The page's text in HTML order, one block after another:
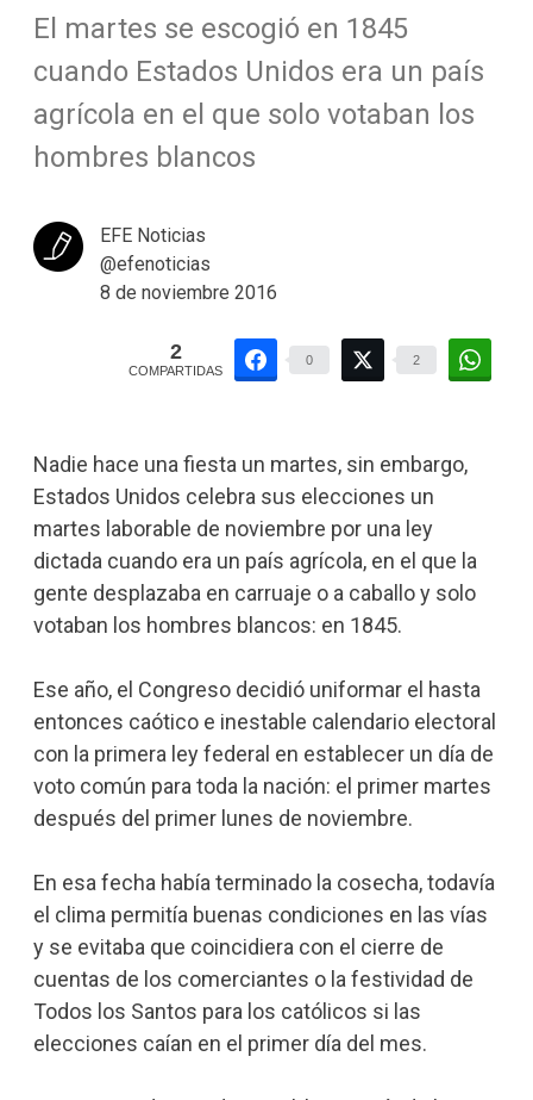
El martes se escogió en 1845
cuando Estados Unidos era un país
agrícola en el que solo votaban los
hombres blancos
EFE Noticias
@efenoticias
8 de noviembre 2016
2
COMPARTIDAS
0 2
Nadie hace una fiesta un martes, sin embargo,
Estados Unidos celebra sus elecciones un
martes laborable de noviembre por una ley
dictada cuando era un país agrícola, en el que la
gente desplazaba en carruaje o a caballo y solo
votaban los hombres blancos: en 1845.
Ese año, el Congreso decidió uniformar el hasta
entonces caótico e inestable calendario electoral
con la primera ley federal en establecer un día de
voto común para toda la nación: el primer martes
después del primer lunes de noviembre.
En esa fecha había terminado la cosecha, todavía
el clima permitía buenas condiciones en las vías
y se evitaba que coincidiera con el cierre de
cuentas de los comerciantes o la festividad de
Todos los Santos para los católicos si las
elecciones caían en el primer día del mes.